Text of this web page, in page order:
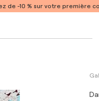
de -10 % sur votre première